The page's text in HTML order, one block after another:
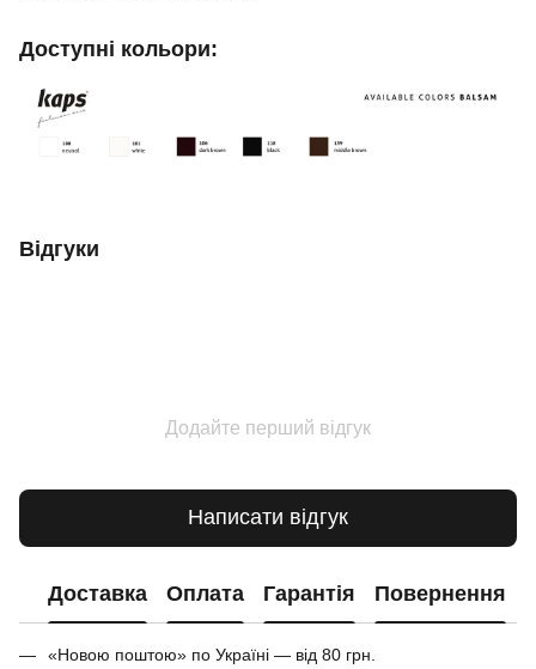
Доступні кольори:
Відгуки
Додайте перший відгук
Написати відгук
Доставка Оплата Гарантія Повернення
«Новою поштою» по Україні — від 80 грн.